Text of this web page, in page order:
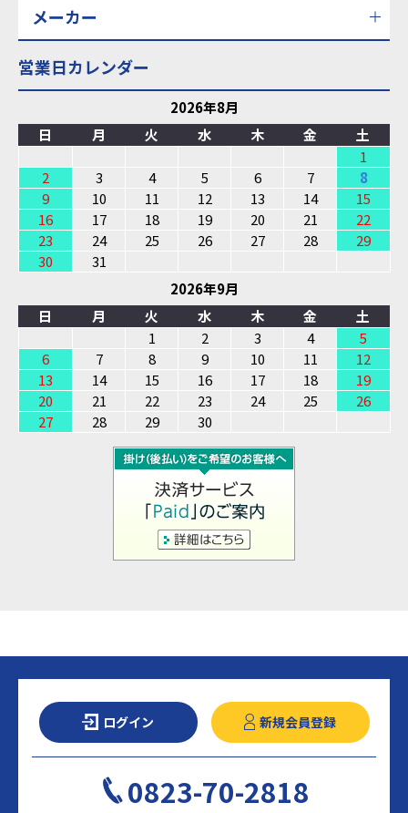
メーカー
営業日カレンダー
2026年8月
日
月 火 水 木 金
土
1
2
3 4 5 6 7
8
9
10 11 12 13 14
15
16
17 18 19 20 21
22
23
24 25 26 27 28
29
30
31
2026年9月
日
月 火 水 木 金
土
1
2 3 4
5
6
7 8 9 10 11
12
13
14 15 16 17 18
19
20
21 22 23 24 25
26
27
28 29 30
ログイン 新規会員登録
0823-70-2818